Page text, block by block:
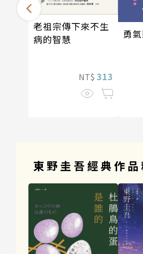
老祖宗傳下來不生
病的智慧
NT$ 313
勇
東野圭吾經典作品